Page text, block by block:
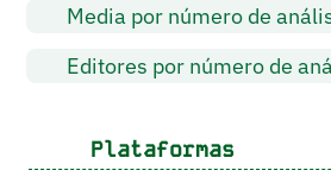
Media por número de
Editores por número de
Plataformas